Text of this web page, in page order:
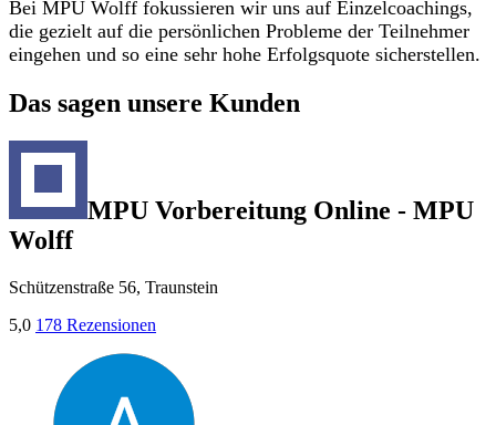
Bei MPU Wolff fokussieren wir uns auf Einzelcoachings,
die gezielt auf die persönlichen Probleme der Teilnehmer
eingehen und so eine sehr hohe Erfolgsquote sicherstellen.
Das sagen unsere Kunden
MPU Vorbereitung Online - MPU
Wolff
Schützenstraße 56, Traunstein
5,0 178 Rezensionen